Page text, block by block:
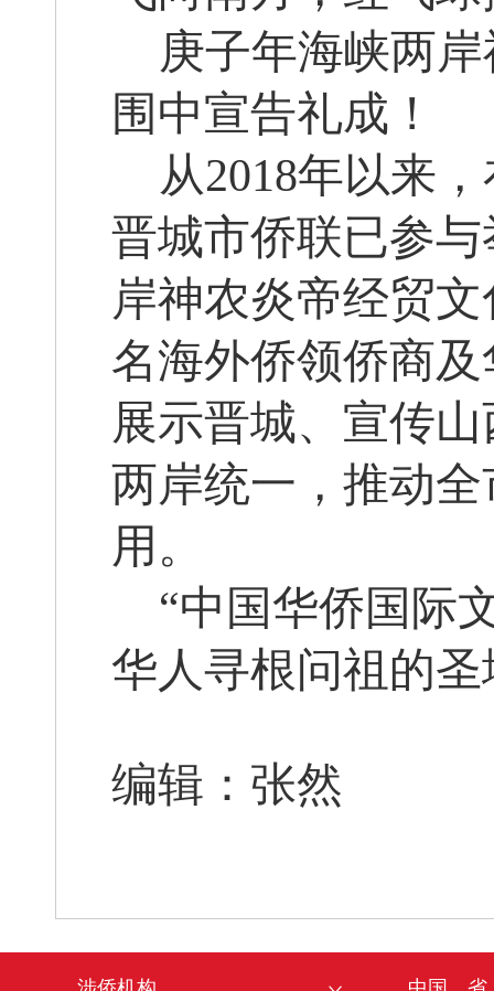
庚子年海峡两
围中宣告礼成！
从2018年以来
晋城市侨联已参
岸神农炎帝经贸
名海外侨领侨商
展示晋城、宣传
两岸统一，推动
用。
“中国华侨国际
华人寻根问祖的
编辑：张然